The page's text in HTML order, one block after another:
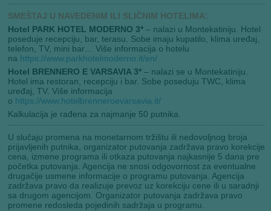
SMEŠTAJ U NAVEDENIM ILI SLIČNIM HOTELIMA:
Hotel PARK HOTEL MODERNO 3* – nalazi u Montekatiniju. Hotel
poseduje recepciju, bar, terasu. Sobe imaju kupatilo, klima uređaj,
telefon, TV, mini bar… Više informacija o hotelu
na https://www.parkhotelmoderno.it/en/
Hotel BRENNERO E VARSAVIA 3* – nalazi se u Montekatiniju.
Hotel ima restoran, recepciju i bar. Sobe poseduju TWC, klima
uređaj, TV. Više informacija
o https://www.hotelbrenneroevarsavia.it/
Kalkulacija je rađena za najmanje 50 putnika.
U slučaju promena na monetarnom tržištu ili nedovoljnog broja
prijavljenih putnika, organizator putovanja zadržava pravo korekcije
cena, izmene programa ili otkaza putovanja najkasnije 5 dana pre
početka putovanja. Agencija ne snosi odgovornost za eventualne
drugačije usmene informacije o programu putovanja. Agencija
zadržava pravo da realizuje prevoz uz korekciju cene ili u saradnji
sa drugom agencijom. Organizator putovanja zadržava pravo
promene redosleda pojedinih sadržaja u programu.